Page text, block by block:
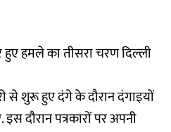
हुए हमले का तीसरा चरण दिल्ली
से शुरू हुए दंगे के दौरान दंगाइयों
दौरान पत्रकारों पर अपनी